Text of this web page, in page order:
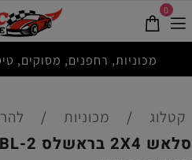
מכוניות, רחפנים, מסוקים,
0
קטלוג / מכוניות /